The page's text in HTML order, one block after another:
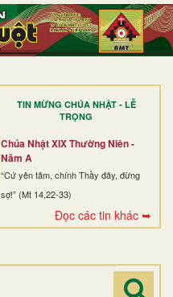
TIN MỪNG CHÚA NHẬT - LỄ
TRỌNG
Chúa Nhật XIX Thường Niên -
Năm A
“Cứ yên tâm, chính Thầy đây, đừng
sợ!” (Mt 14,22-33)
Đọc các tin khác ➥